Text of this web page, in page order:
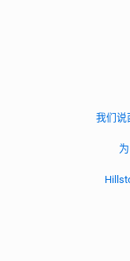
我们说